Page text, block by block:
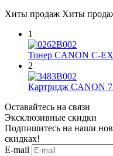
Хиты продаж Хиты
1
Тонер CANON C-
2
Картридж CANON
Оставайтесь на связи
Эксклюзивные скидки
Подпишитесь на наши
скидках!
E-mail